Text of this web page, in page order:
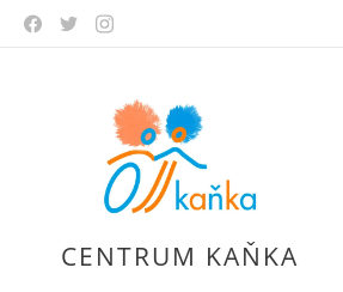
CENTRUM KAŇKA